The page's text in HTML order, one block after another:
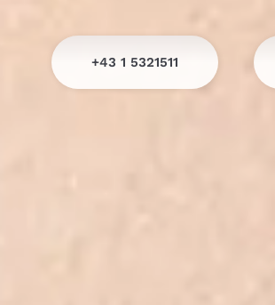
+43 1 5321511